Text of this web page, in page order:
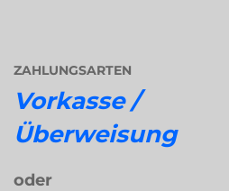
ZAHLUNGSARTEN
Vorkasse /
Überweisung
oder